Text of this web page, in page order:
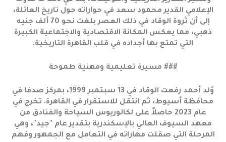
الإعلامي القدير محمود سعد في حواراته حول تاريخ العائلة،
إلى أن ثروة الوقاد في ذلك العصر بلغت نحو 70 ألف جنيه
ذهبي، مما يعكس المكانة الاقتصادية والاجتماعية الكبيرة
التي تمتع بها أجداده في قلب القاهرة التاريخية.
### مسيرة تعليمية ومهنية طموحة
وُلد أحمد رفعت الوقاد في 13 سبتمبر 1999، بمركز صدفا في
محافظة أسيوط، ثم انتقل للاستقرار في القاهرة. تخرج في
عام 2023 حاصلاً على لكالوريوس السياحة والفنادق من
معهد السيوف العالي بالإسكندرية بتقدير عام "جيد"، وهي
المرحلة التي صقلت مهاراته في التعامل مع الجمهور وفهم